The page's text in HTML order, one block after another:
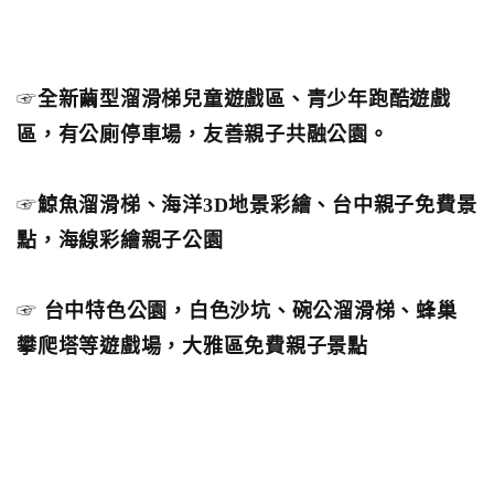
☞全新繭型溜滑梯兒童遊戲區、青少年跑酷遊戲
區，有公廁停車場，友善親子共融公園。
☞鯨魚溜滑梯、海洋3D地景彩繪、台中親子免費景
點，海線彩繪親子公園
☞ 台中特色公園，白色沙坑、碗公溜滑梯、蜂巢
攀爬塔等遊戲場，大雅區免費親子景點